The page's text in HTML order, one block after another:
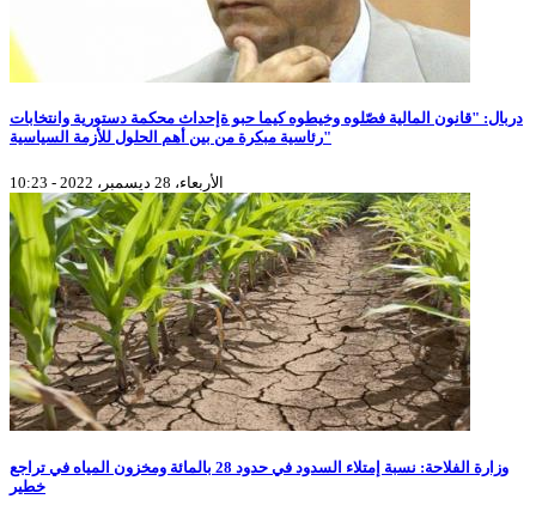
دربال: "قانون المالية فصّلوه وخيطوه كيما حبو ةإحداث محكمة دستورية وانتخابات
رئاسية مبكرة من بين أهم الحلول للأزمة السياسية"
الأربعاء، 28 ديسمبر، 2022 - 10:23
وزارة الفلاحة: نسبة إمتلاء السدود في حدود 28 بالمائة ومخزون المياه في تراجع
خطير